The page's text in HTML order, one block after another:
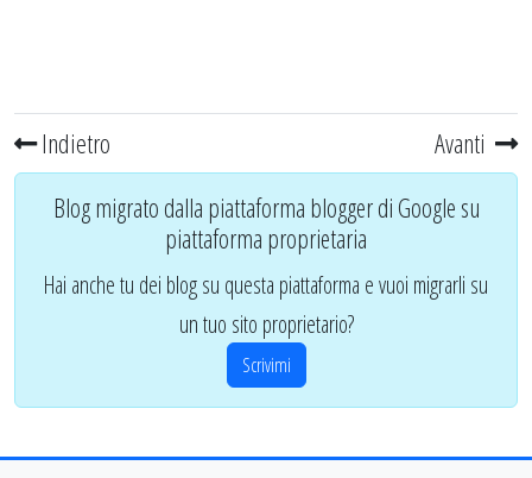
Indietro Avanti
Blog migrato dalla piattaforma blogger di Google su
piattaforma proprietaria
Hai anche tu dei blog su questa piattaforma e vuoi migrarli su
un tuo sito proprietario?
Scrivimi